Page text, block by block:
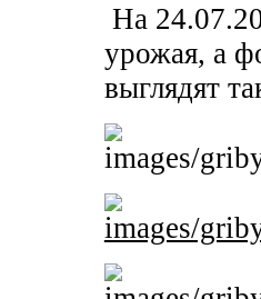
На
урожая, а
выглядят